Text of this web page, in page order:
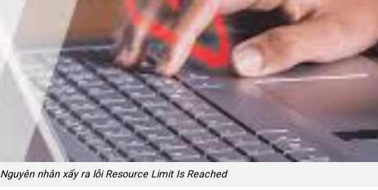
Nguyên nhân xẩy ra lỗi Resource Limit Is Reached